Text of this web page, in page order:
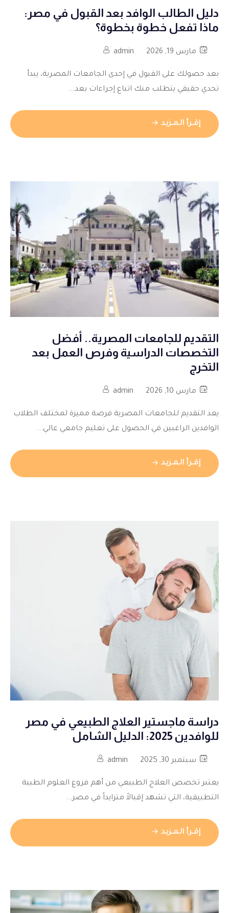
دليل الطالب الوافد بعد القبول في مصر:
ماذا تفعل خطوة بخطوة؟
مارس 19, 2026 admin
بعد حصولك على القبول في إحدى الجامعات المصرية، يبدأ
تحدي حقيقي يتطلب منك اتباع إجراءات بعد...
إقــرأ الـمــزيـد
التقديم للجامعات المصرية.. أفضل
التخصصات الدراسية وفرص العمل بعد
التخرج
مارس 10, 2026 admin
يعد التقديم للجامعات المصرية فرصة مميزة لمختلف الطلاب
الوافدين الراغبين في الحصول على تعليم جامعي عالي...
إقــرأ الـمــزيـد
دراسة ماجستير العلاج الطبيعي في مصر
للوافدين 2025: الدليل الشامل
سبتمبر 30, 2025 admin
يعتبر تخصص العلاج الطبيعي من أهم فروع العلوم الطبية
التطبيقية، التي تشهد إقبالاً متزايداً في مصر...
إقــرأ الـمــزيـد